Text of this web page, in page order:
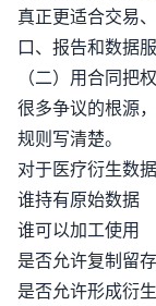
真正更适合交易
口、报告和数据
（二）用合同把
很多争议的根源
规则写清楚。
对于医疗衍生数
谁持有原始数据
谁可以加工使用
是否允许复制留存
是否允许形成衍